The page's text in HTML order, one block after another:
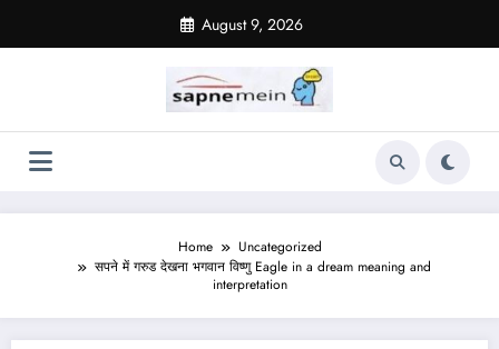
content
August 9, 2026
Home
Uncategorized
सपने में गरुड देखना भगवान विष्णु Eagle in a dream meaning and
interpretation